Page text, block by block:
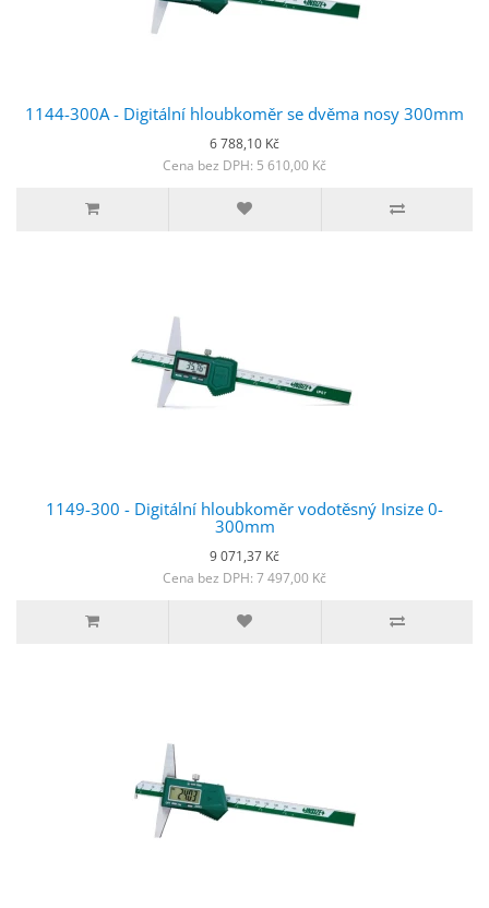
1144-300A - Digitální hloubkoměr se dvěma nosy 300mm
6 788,10 Kč
Cena bez DPH: 5 610,00 Kč
1149-300 - Digitální hloubkoměr vodotěsný Insize 0-
300mm
9 071,37 Kč
Cena bez DPH: 7 497,00 Kč